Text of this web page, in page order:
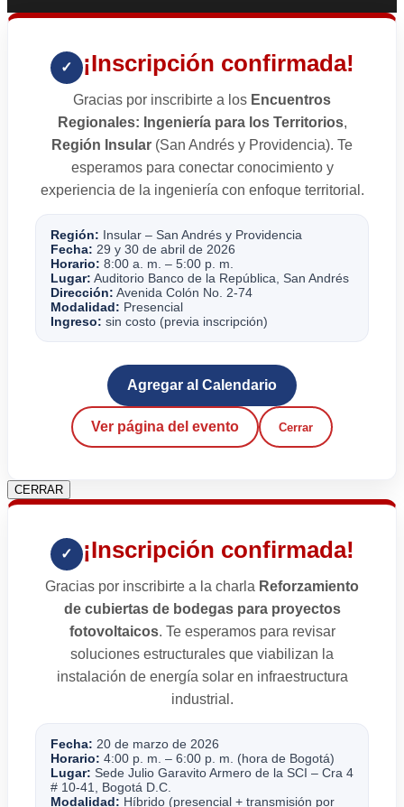
✓ ¡Inscripción confirmada!
Gracias por inscribirte a los Encuentros
Regionales: Ingeniería para los Territorios,
Región Insular (San Andrés y Providencia). Te
esperamos para conectar conocimiento y
experiencia de la ingeniería con enfoque territorial.
Región: Insular – San Andrés y Providencia
Fecha: 29 y 30 de abril de 2026
Horario: 8:00 a. m. – 5:00 p. m.
Lugar: Auditorio Banco de la República, San Andrés
Dirección: Avenida Colón No. 2-74
Modalidad: Presencial
Ingreso: sin costo (previa inscripción)
Agregar al Calendario
Ver página del evento Cerrar
CERRAR
✓ ¡Inscripción confirmada!
Gracias por inscribirte a la charla Reforzamiento
de cubiertas de bodegas para proyectos
fotovoltaicos. Te esperamos para revisar
soluciones estructurales que viabilizan la
instalación de energía solar en infraestructura
industrial.
Fecha: 20 de marzo de 2026
Horario: 4:00 p. m. – 6:00 p. m. (hora de Bogotá)
Lugar: Sede Julio Garavito Armero de la SCI – Cra 4
# 10-41, Bogotá D.C.
Modalidad: Híbrido (presencial + transmisión por